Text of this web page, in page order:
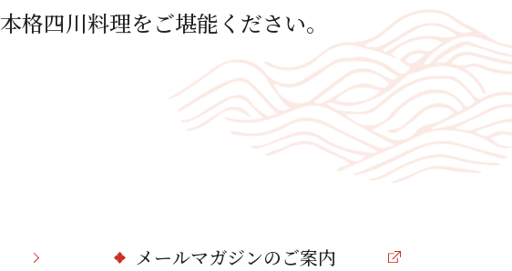
本格四川料理をご堪能ください。
メールマガジンのご案内